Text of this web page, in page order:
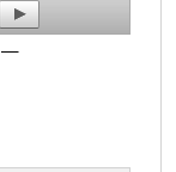
—